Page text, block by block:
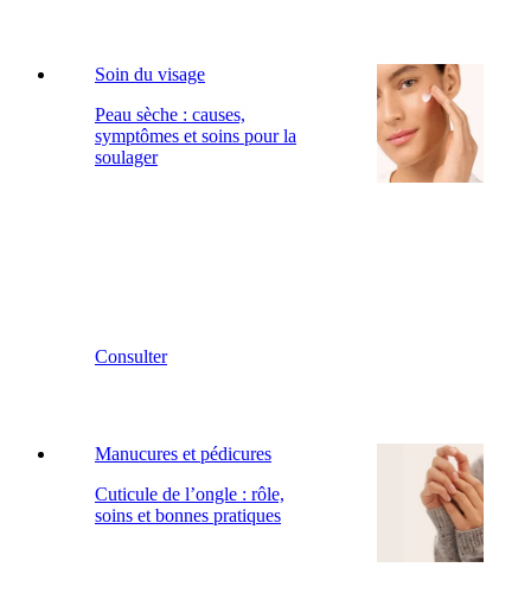
Soin du visage
Peau sèche : causes,
symptômes et soins pour la
soulager
Consulter
Manucures et pédicures
Cuticule de l’ongle : rôle,
soins et bonnes pratiques